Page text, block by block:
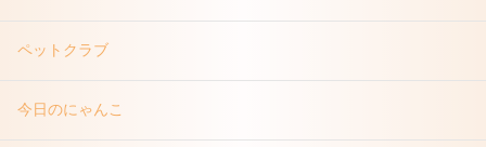
ペットクラブ
今日のにゃんこ